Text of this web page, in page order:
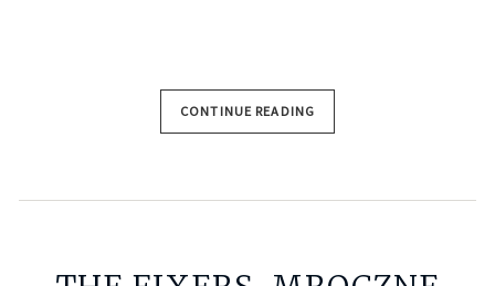
CONTINUE READING